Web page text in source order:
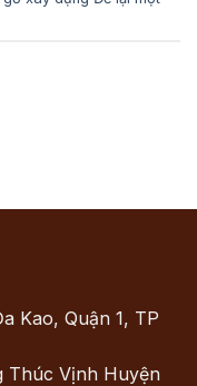
Kao, Quận 1, TP
Thúc Vịnh Huyện